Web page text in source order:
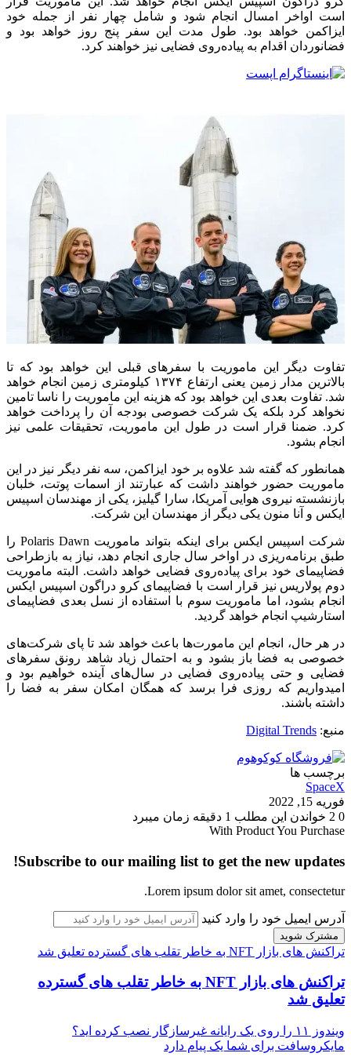
است اواخر امسال انجام شود و شامل چهار نفر از جمله خود
ایزاکمن خواهد بود. طول مدت این سفر پنج روز خواهد بود و
فضانوردان اقدام به پیاده‌روی فضایی نیز خواهند کرد.
تفاوت دیگر این ماموریت با سفرهای قبلی این خواهد بود که تا
بالاترین مدار زمین یعنی ارتفاع ۱۳۷۴ کیلومتری زمین انجام خواهد
شد. تفاوت بعدی این خواهد بود که هزینه این ماموریت را ناسا تامین
نخواهد کرد بلکه یک شرکت خصوصی بودجه آن را پرداخت خواهد
کرد. ضمنا قرار است در طول این ماموریت، تحقیقات علمی نیز
انجام بشود.
همانطور که گفته شد علاوه بر خود ایزاکمن، سه نفر دیگر نیز در این
ماموریت حضور خواهند داشت که عبارتند از اسمات پوتت، خلبان
بازنشسته نیروی هوایی آمریکا، سارا گیلیز، یکی از مهندسان اسپیس
ایکس و آنا منون یکی دیگر از مهندسان این شرکت.
شرکت اسپیس ایکس برای اینکه بتواند ماموریت Polaris Dawn را
طبق برنامه‌ریزی در اواخر سال جاری انجام دهد، نیاز به بازطراحی
فضاپیمای خود برای پیاده‌روی فضایی خواهد داشت. البته ماموریت
دوم پولاریس نیز قرار است با فضاپیمای کرو دراگون اسپیس ایکس
انجام بشود، اما ماموریت سوم با استفاده از نسل بعدی فضاپیمای
استارشیپ انجام خواهد گردید.
در هر حال، انجام این مامورت‌ها باعث خواهد شد تا پای شرکت‌های
خصوصی به فضا باز بشود و به احتمال زیاد شاهد رونق سفرهای
فضایی و حتی پیاده‌روی فضایی در سال‌های آینده خواهیم بود و
امیدواریم که روزی فرا برسد که همگان امکان سفر به فضا را
داشته باشند.
منبع: Digital Trends
برچسب ها
SpaceX
فوریه 15, 2022
0
خواندن این مطلب 1 دقیقه زمان میبرد
With Product You Purchase
Subscribe to our mailing list to get the new updates!
Lorem ipsum dolor sit amet, consectetur.
آدرس ایمیل خود را وارد کنید
تراکنش های بازار NFT به خاطر تقلب های گسترده تعلیق شد
تراکنش های بازار NFT به خاطر تقلب های گسترده
تعلیق شد
ویندوز ۱۱ را روی یک رایانه غیرسازگار نصب کرده اید؟
مایکروسافت برای شما یک پیام دارد